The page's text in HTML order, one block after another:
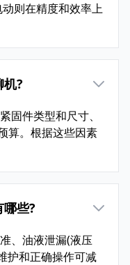
则在精度和效率上
?
固件类型和尺寸、
算。根据这些因素
些?
、油液泄漏(液压
护和正确操作可减